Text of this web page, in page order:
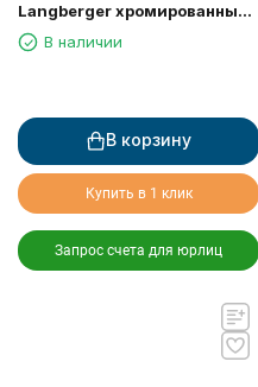
Langberger хромированный
к стене двойной 30008A
В наличии
В корзину
Купить в 1 клик
Запрос счета для юрлиц